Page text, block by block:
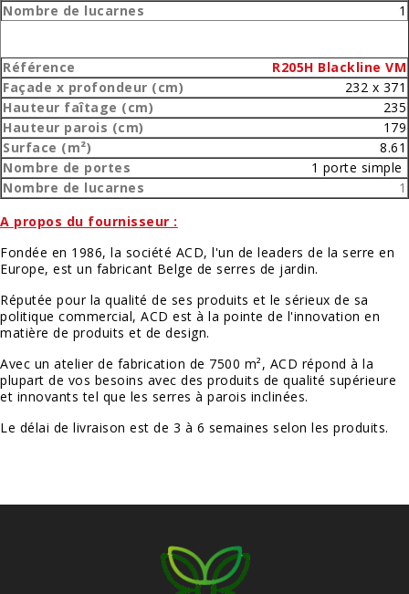
1
R205H Blackline VM
232 x 371
235
179
8.61
1 porte simple
1
A propos du fournisseur :
Fondée en 1986, la société ACD, l'un de leaders de la serre en
Europe, est un fabricant Belge de serres de jardin.
Réputée pour la qualité de ses produits et le sérieux de sa
politique commercial, ACD est à la pointe de l'innovation en
matière de produits et de design.
Avec un atelier de fabrication de 7500 m², ACD répond à la
plupart de vos besoins avec des produits de qualité supérieure
et innovants tel que les serres à parois inclinées.
Le délai de livraison est de 3 à 6 semaines selon les produits.